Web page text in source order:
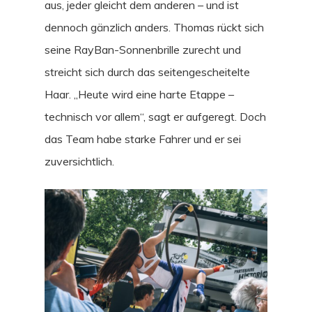
aus, jeder gleicht dem anderen – und ist
dennoch gänzlich anders. Thomas rückt sich
seine RayBan-Sonnenbrille zurecht und
streicht sich durch das seitengescheitelte
Haar. „Heute wird eine harte Etappe –
technisch vor allem“, sagt er aufgeregt. Doch
das Team habe starke Fahrer und er sei
zuversichtlich.